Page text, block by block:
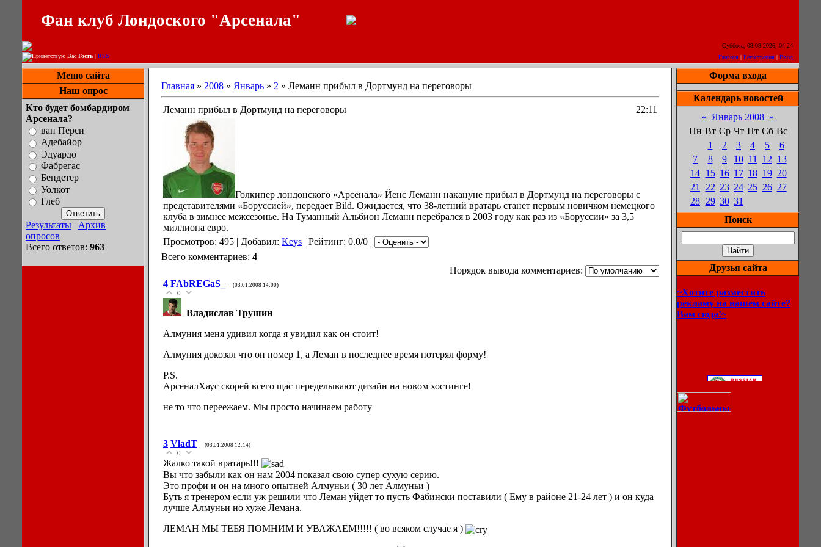
Фан клуб Лондоского "Арсенала"
Суббота, 08.08.2026, 04:24
Приветствую Вас Гость | RSS Главная | Регистрация | Вход
Меню сайта
Наш опрос
Кто будет бомбардиром
Арсенала?
ван Перси
Адебайор
Эдуардо
Фабрегас
Бендетер
Уолкот
Глеб
Результаты | Архив
опросов
Всего ответов: 963
Главная » 2008 » Январь » 2 » Леманн прибыл в Дортмунд на переговоры
Леманн прибыл в Дортмунд на переговоры 22:11
Голкипер лондонского «Арсенала» Йенс Леманн накануне прибыл в Дортмунд на переговоры с
представителями «Боруссией», передает Bild. Ожидается, что 38-летний вратарь станет первым новичком немецкого
клуба в зимнее межсезонье. На Туманный Альбион Леманн перебрался в 2003 году как раз из «Боруссии» за 3,5
миллиона евро.
Просмотров: 495 | Добавил: Keys | Рейтинг: 0.0/0 |
Всего комментариев: 4
Порядок вывода комментариев:
4 FAbREGaS_ (03.01.2008 14:00)
0
Владислав Трушин
Алмуния меня удивил когда я увидил как он стоит!
Алмуния докозал что он номер 1, а Леман в последнее время потерял форму!
P.S.
АрсеналХаус скорей всего щас переделывают дизайн на новом хостинге!
не то что переежаем. Мы просто начинаем работу
3 VladT (03.01.2008 12:14)
0
Жалко такой вратарь!!!
Вы что забыли как он нам 2004 показал свою супер сухую серию.
Это профи и он на много опытней Алмуньи ( 30 лет Алмуньи )
Буть я тренером если уж решили что Леман уйдет то пусть Фабински поставили ( Ему в районе 21-24 лет ) и он куда
лучше Алмуньи но хуже Лемана.
ЛЕМАН МЫ ТЕБЯ ПОМНИМ И УВАЖАЕМ!!!!! ( во всяком случае я )
Форма входа
Календарь новостей
« Январь 2008 »
Пн Вт Ср Чт Пт Сб Вс
1
2 3 4 5
6
7
8 9 10 11 12 13
14 15 16 17 18 19 20
21
22 23 24 25 26 27
28 29 30 31
Поиск
Друзья сайта
~Хотите разместить
рекламу на нашем сайте?
Вам сюда!~